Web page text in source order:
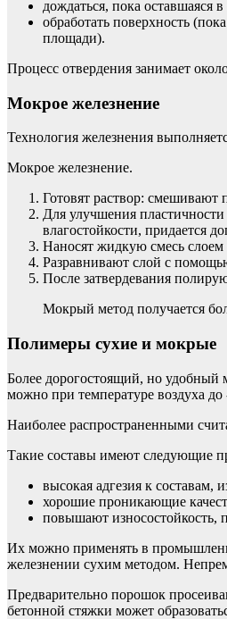
дождаться, пока оставшаяся
обработать поверхность
площади).
Процесс отвердения занимает
Мокрое железнение
Технология железнения
Мокрое железнение.
Готовят раствор:
Для улучшения
влагостойкости, придается
Наносят жидкую смесь слоем
Разравнивают слой с
После затвердевания
Мокрый метод получается
Полимеры сухие и мокрые
Более дорогостоящий, но удобный
можно при температуре воздуха до
Наиболее распространенными
Такие составы имеют следующие
высокая адгезия к составам,
хорошие проникающие
повышают износостойкость,
Их можно применять в
железнении сухим методом.
Предварительно порошок
бетонной стяжки может